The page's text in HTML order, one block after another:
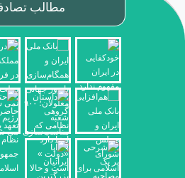
مطالب